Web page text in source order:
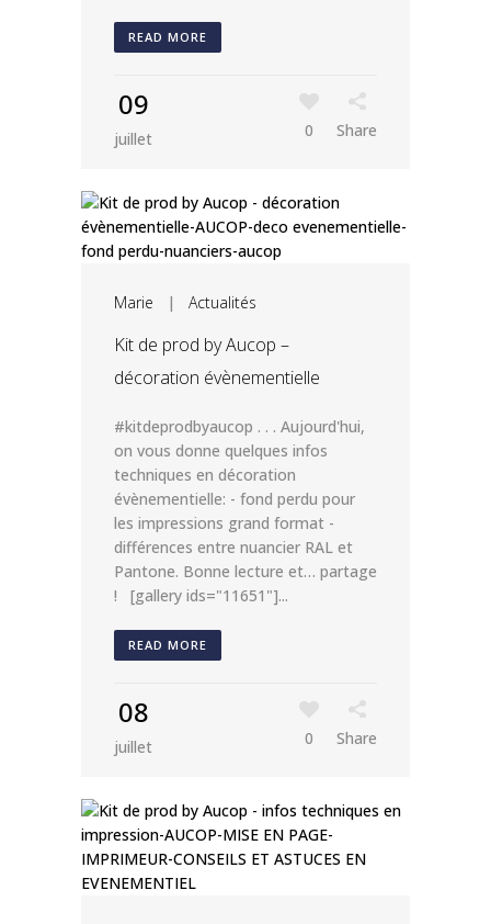
READ MORE
09
juillet 0 Share
Marie | Actualités
Kit de prod by Aucop –
décoration évènementielle
#kitdeprodbyaucop . . . Aujourd'hui,
on vous donne quelques infos
techniques en décoration
évènementielle: - fond perdu pour
les impressions grand format -
différences entre nuancier RAL et
Pantone. Bonne lecture et… partage
! [gallery ids="11651"]...
READ MORE
08
juillet 0 Share